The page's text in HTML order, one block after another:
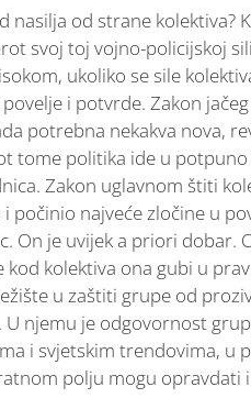
nasilja od strane
svoj toj vojno-policijskoj
ukoliko se sile
i potvrde. Zakon
potrebna nekakva nova,
tome politika ide u
Zakon uglavnom štiti
počinio najveće zločine u
On je uvijek a priori dobar.
kolektiva ona gubi u
u zaštiti grupe od
njemu je odgovornost
i svjetskim trendovima, u
polju mogu opravdati